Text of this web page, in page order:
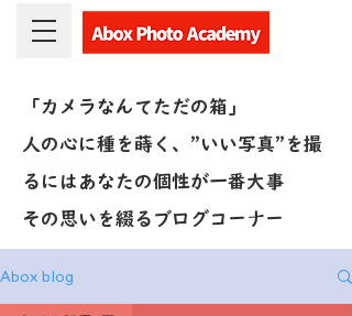
「カメラなんてただの箱」
人の心に種を蒔く、”いい写真”を撮
るにはあなたの個性が一番大事
​その思いを綴るブログコーナー
Abox blog